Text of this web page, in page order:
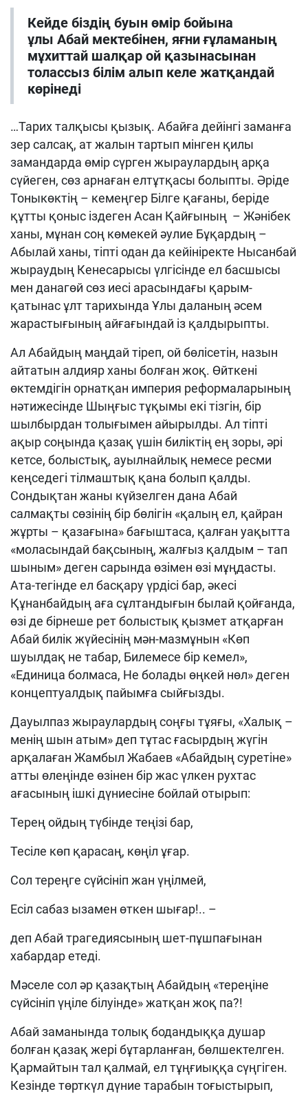
Кейде біздің буын өмір бойына
ұлы Абай мектебінен, яғни ғұламаның
мұхиттай шалқар ой қазынасынан
толассыз білім алып келе жатқандай
көрінеді
…Тарих талқысы қызық. Абайға дейінгі заманға
зер салсақ, ат жалын тартып мінген қилы
замандарда өмір сүрген жыраулардың арқа
сүйеген, сөз арнаған елтұтқасы болыпты. Әріде
Тоныкөктің – кемеңгер Білге қағаны, беріде
құтты қоныс іздеген Асан Қайғының – Жәнібек
ханы, мұнан соң көмекей әулие Бұқардың –
Абылай ханы, тіпті одан да кейініректе Нысанбай
жыраудың Кенесарысы үлгісінде ел басшысы
мен данагөй сөз иесі арасындағы қарым-
қатынас ұлт тарихында Ұлы даланың әсем
жарастығының айғағындай із қалдырыпты.
Ал Абайдың маңдай тіреп, ой бөлісетін, назын
айтатын алдияр ханы болған жоқ. Өйткені
өктемдігін орнатқан империя реформаларының
нәтижесінде Шыңғыс тұқымы екі тізгін, бір
шылбырдан толығымен айырылды. Ал тіпті
ақыр соңында қазақ үшін биліктің ең зоры, әрі
кетсе, болыстық, ауылнайлық немесе ресми
кеңседегі тілмаштық қана болып қалды.
Cондықтан жаны күйзелген дана Абай
салмақты сөзінің бір бөлігін «қалың ел, қайран
жұрты – қазағына» бағыштаса, қалған уақытта
«моласындай бақсының, жалғыз қалдым – тап
шыным» деген сарында өзімен өзі мұңдасты.
Ата-тегінде ел басқару үрдісі бар, әкесі
Құнанбайдың аға сұлтандығын былай қойғанда,
өзі де бірнеше рет болыстық қызмет атқарған
Абай билік жүйесінің мән-мазмұнын «Көп
шуылдақ не табар, Билемесе бір кемел»,
«Единица болмаса, Не болады өңкей нөл» деген
концептуалдық пайымға сыйғызды.
Дауылпаз жыраулардың соңғы тұяғы, «Халық –
менің шын атым» деп тұтас ғасырдың жүгін
арқалаған Жамбыл Жабаев «Абайдың суретіне»
атты өлеңінде өзінен бір жас үлкен рухтас
ағасының ішкі дүниесіне бойлай отырып:
Терең ойдың түбінде теңізі бар,
Тесіле көп қарасаң, көңіл ұғар.
Сол тереңге сүйсініп жан үңілмей,
Есіл сабаз ызамен өткен шығар!.. –
деп Абай трагедиясының шет-пұшпағынан
хабардар етеді.
Мәселе сол әр қазақтың Абайдың «тереңіне
сүйсініп үңіле білуінде» жатқан жоқ па?!
Абай заманында толық бодандыққа душар
болған қазақ жері бұтарланған, бөлшектелген.
Қармайтын тал қалмай, ел тұңғиыққа сүңгіген.
Кезінде төрткүл дүние тарабын тоғыстырып,